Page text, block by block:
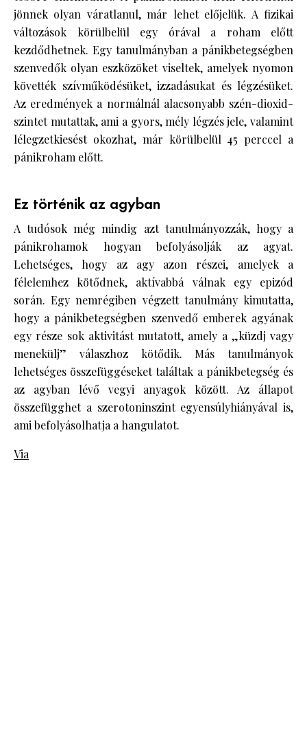
jönnek olyan váratlanul, már lehet előjelük. A fizikai
változások körülbelül egy órával a roham előtt
kezdődhetnek. Egy tanulmányban a pánikbetegségben
szenvedők olyan eszközöket viseltek, amelyek nyomon
követték szívműködésüket, izzadásukat és légzésüket.
Az eredmények a normálnál alacsonyabb szén-dioxid-
szintet mutattak, ami a gyors, mély légzés jele, valamint
lélegzetkiesést okozhat, már körülbelül 45 perccel a
pánikroham előtt.
Ez történik az agyban
A tudósok még mindig azt tanulmányozzák, hogy a
pánikrohamok hogyan befolyásolják az agyat.
Lehetséges, hogy az agy azon részei, amelyek a
félelemhez kötődnek, aktívabbá válnak egy epizód
során. Egy nemrégiben végzett tanulmány kimutatta,
hogy a pánikbetegségben szenvedő emberek agyának
egy része sok aktivitást mutatott, amely a „küzdj vagy
menekülj” válaszhoz kötődik. Más tanulmányok
lehetséges összefüggéseket találtak a pánikbetegség és
az agyban lévő vegyi anyagok között. Az állapot
összefügghet a szerotoninszint egyensúlyhiányával is,
ami befolyásolhatja a hangulatot.
Via